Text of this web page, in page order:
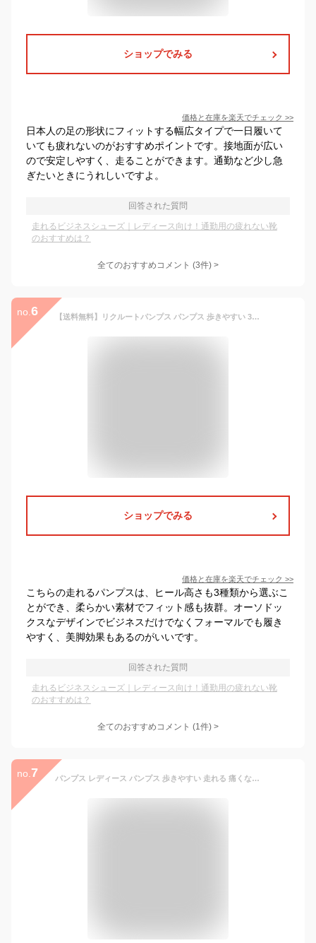
ショップでみる
価格と在庫を楽天でチェック >>
日本人の足の形状にフィットする幅広タイプで一日履いて
いても疲れないのがおすすめポイントです。接地面が広い
ので安定しやすく、走ることができます。通勤など少し急
ぎたいときにうれしいですよ。
回答された質問
走れるビジネスシューズ｜レディース向け！通勤用の疲れない靴
のおすすめは？
全てのおすすめコメント (3件) >
no. 6 【送料無料】リクルートパンプス パンプス 歩きやすい 3cm/4cm/5cmヒール フォーマル 走れる 痛くない ビジネス 通勤 仕事 レディース靴 美脚 ビジネスシューズ 柔らかい 美足 22cm-25cm 通勤 仕事 黒 靴 疲れない 靴/冠婚葬祭
ショップでみる
価格と在庫を楽天でチェック >>
こちらの走れるパンプスは、ヒール高さも3種類から選ぶこ
とができ、柔らかい素材でフィット感も抜群。オーソドッ
クスなデザインでビジネスだけでなくフォーマルでも履き
やすく、美脚効果もあるのがいいです。
回答された質問
走れるビジネスシューズ｜レディース向け！通勤用の疲れない靴
のおすすめは？
全てのおすすめコメント (1件) >
no. 7 パンプス レディース パンプス 歩きやすい 走れる 痛くない 歩きやすい【LADY WORKER】幅広 3E 4E 5E レディーワーカー アシックス商事 立ち仕事 太ヒール 黒 ブラック 靴 ヒール ストラップ ビジネスシューズ 就活 就職活動 パンプス レディース【送料無料】